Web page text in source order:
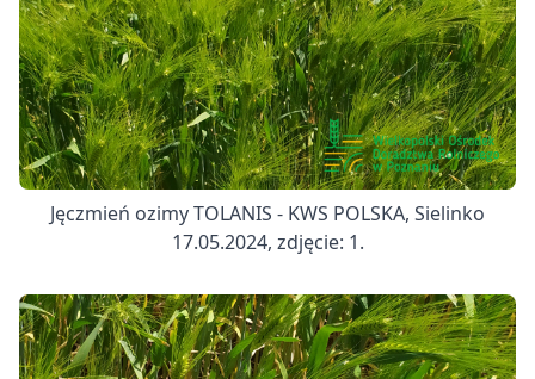
Jęczmień ozimy TOLANIS - KWS POLSKA, Sielinko
17.05.2024, zdjęcie: 1.